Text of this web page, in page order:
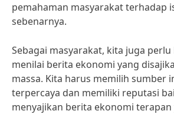
pemahaman masyarakat terhadap
sebenarnya.
Sebagai masyarakat, kita juga
menilai berita ekonomi yang
massa. Kita harus memilih sumber
terpercaya dan memiliki reputasi
menyajikan berita ekonomi